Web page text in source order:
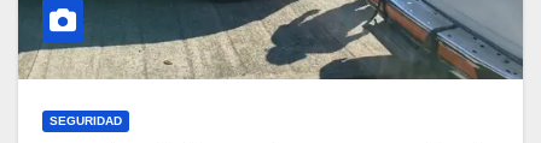
SEGURIDAD